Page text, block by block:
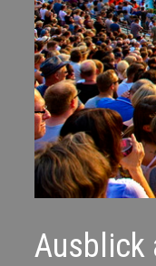
Ausblick